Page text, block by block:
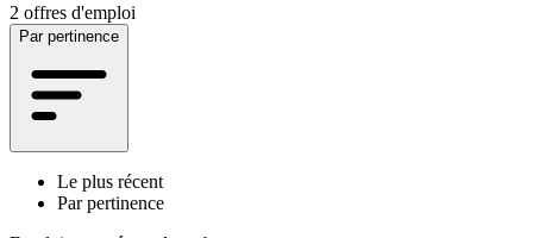
2 offres d'emploi
Par pertinence
Le plus récent
Par pertinence